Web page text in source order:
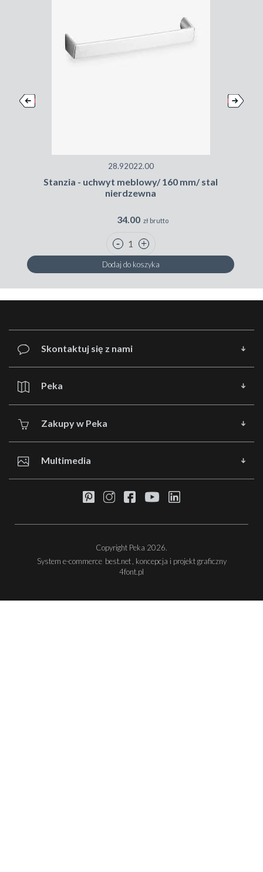
28.92022.00
Stanzia - uchwyt meblowy/ 160 mm/ stal
nierdzewna
34.00 zł brutto
Dodaj do koszyka
Skontaktuj się z nami
Peka
Zakupy w Peka
Multimedia
Copyright Peka 2026.
System e-commerce best.net , koncepcja i projekt graficzny
4font.pl